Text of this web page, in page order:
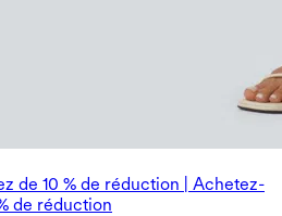
de 10 % de réduction | Achetez-
de réduction